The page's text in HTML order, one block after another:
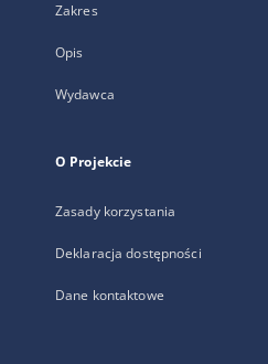
Zakres
Opis
Wydawca
O Projekcie
Zasady korzystania
Deklaracja dostępności
Dane kontaktowe